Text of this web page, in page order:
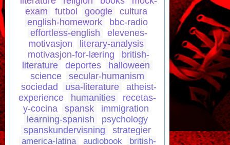
exam
futbol google
cultura
english-homework
bbc-radio
effortless-english
elevenes-
motivasjon
literary-analysis
motivasjon-for-læring
british-
literature
deportes
halloween
science
secular-humanism
sociedad
usa-literature
atheist-
experience
humanities
recetas-
y-cocina
spansk
immigration
learning-spanish
psychology
spanskundervisning
strategier
america-latina audiobook
british-